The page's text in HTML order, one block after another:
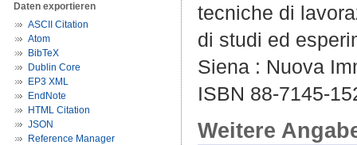
Daten exportieren
ASCII Citation
Atom
BibTeX
Dublin Core
EP3 XML
EndNote
HTML Citation
JSON
Reference Manager
tecniche di
di studi ed
Siena : Nuova
ISBN 88-7145-
Weitere